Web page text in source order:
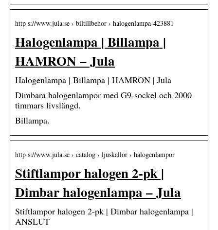
http s://www.jula.se › biltillbehor › halogenlampa-423881
Halogenlampa | Billampa |
HAMRON – Jula
Halogenlampa | Billampa | HAMRON | Jula
Dimbara halogenlampor med G9-sockel och 2000
timmars livslängd.
Billampa.
http s://www.jula.se › catalog › ljuskallor › halogenlampor
Stiftlampor halogen 2-pk |
Dimbar halogenlampa – Jula
Stiftlampor halogen 2-pk | Dimbar halogenlampa |
ANSLUT